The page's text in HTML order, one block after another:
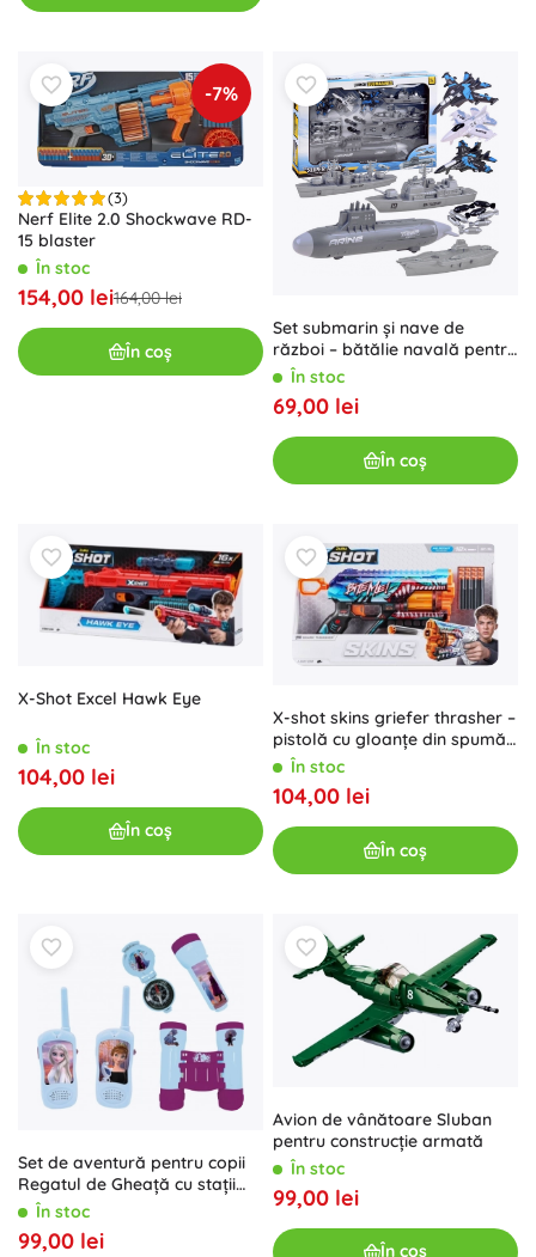
-7%
(3)
Nerf Elite 2.0 Shockwave RD-
15 blaster
În stoc
154,00 lei164,00 lei
În coș
Set submarin și nave de
război – bătălie navală pentru
copiiÎn stoc
69,00 lei
În coș
X-Shot Excel Hawk Eye
În stoc
104,00 lei
În coș
X-shot skins griefer thrasher –
pistolă cu gloanțe din spumă,
12 săgeți
În stoc
104,00 lei
În coș
Set de aventură pentru copii
Regatul de Gheață cu stații
Walkie‑Talkie, lanternă,
binoclu și busolă
În stoc
99,00 lei
Avion de vânătoare Sluban
pentru construcție armată
În stoc
99,00 lei
În coș